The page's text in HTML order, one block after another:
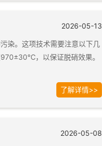
2026-05-13
染。这项技术需要注意以下几
，以保证脱硝效果。
了解详情>>
2026-05-08